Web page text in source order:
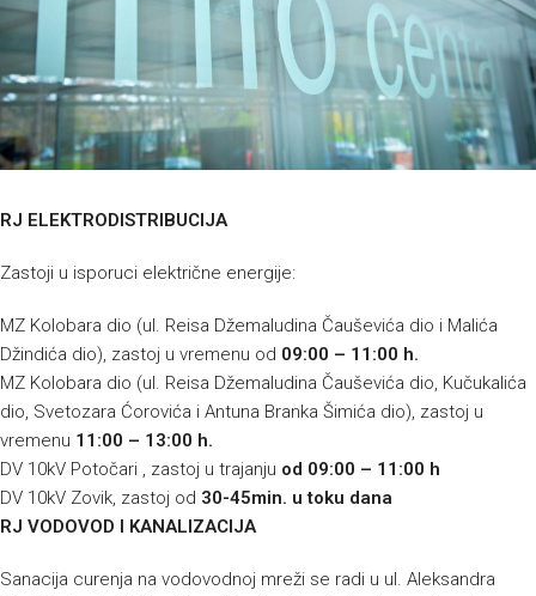
RJ ELEKTRODISTRIBUCIJA
Zastoji u isporuci električne energije:
MZ Kolobara dio (ul. Reisa Džemaludina Čauševića dio i Malića
Džindića dio), zastoj u vremenu od 09:00 – 11:00 h.
MZ Kolobara dio (ul. Reisa Džemaludina Čauševića dio, Kučukalića
dio, Svetozara Ćorovića i Antuna Branka Šimića dio), zastoj u
vremenu 11:00 – 13:00 h.
DV 10kV Potočari , zastoj u trajanju od 09:00 – 11:00 h
DV 10kV Zovik, zastoj od 30-45min. u toku dana
RJ VODOVOD I KANALIZACIJA
Sanacija curenja na vodovodnoj mreži se radi u ul. Aleksandra